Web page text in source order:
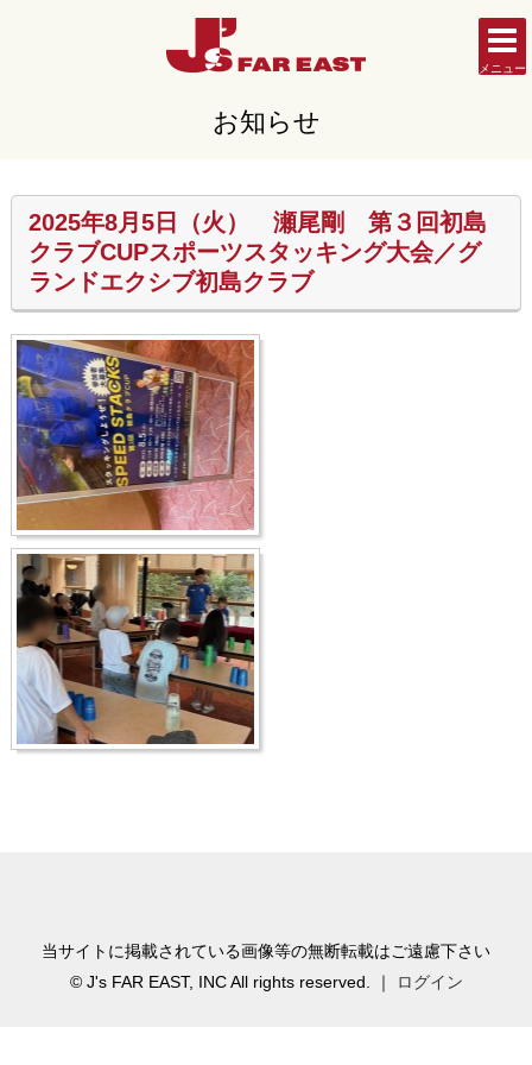
メニュー
お知らせ
2025年8月5日（火） 瀬尾剛 第３回初島
クラブCUPスポーツスタッキング大会／グ
ランドエクシブ初島クラブ
当サイトに掲載されている画像等の無断転載はご遠慮下さい
© J's FAR EAST, INC All rights reserved. ｜
ログイン